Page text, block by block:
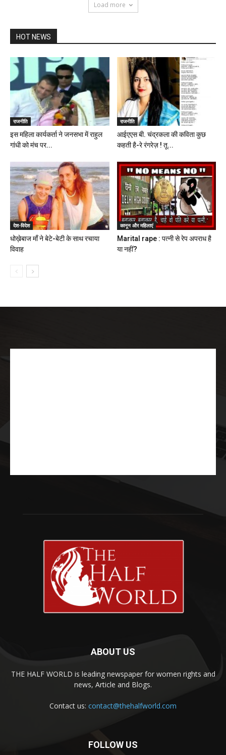
Load more
HOT NEWS
राजनीति
इस महिला कार्यकर्ता ने जनसभा में राहुल
गांधी को मंच पर...
राजनीति
आईएएस बी. चंद्रकला की कविता कुछ
कहती है-रे रंगरेज़ ! तू...
देश-विदेश
धोख़ेबाज माँ ने बेटे-बेटी के साथ रचाया
विवाह
कानून और महिलाएं
Marital rape : पत्नी से रेप अपराध है
या नहीं?
ABOUT US
THE HALF WORLD is leading newspaper for women rights and
news, Article and Blogs.
Contact us: contact@thehalfworld.com
FOLLOW US